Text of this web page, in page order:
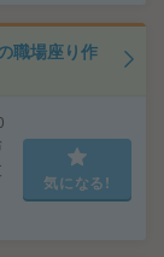
職場座り作
気になる!